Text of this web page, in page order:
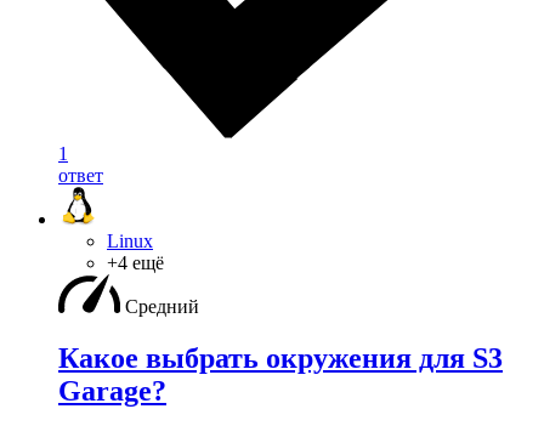
1
ответ
Linux
+4 ещё
Средний
Какое выбрать окружения для S3
Garage?